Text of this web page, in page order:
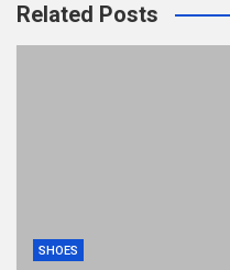
Related Posts
SHOES